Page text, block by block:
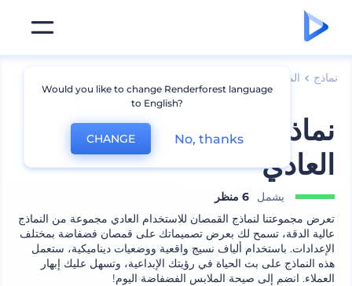
نماذج الملابس
نماذج قمصان للاستخدام
العادي
يشمل
6 منظر
تعرض مجموعتنا لنماذج القمصان للاستخدام العادي مجموعة من النماذج
عالية الدقة، تسمح لك بعرض تصميماتك على قمصان فضفاضة بمختلف
الإعدادات. باستخدام ألياف نسيج واقعية ووضعيات ديناميكية، ستعمل
هذه النماذج على بث الحياة في رؤيتك الإبداعية، وتسهل عليك إبهار
العملاء. انضم إلى صيحة الملابس الفضفاضة اليوم!
Would you like to change Renderforest language
to English?
CHANGE No, thanks